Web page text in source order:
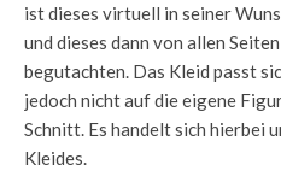
ist dieses virtuell in seiner
und dieses dann von allen
begutachten. Das Kleid passt
jedoch nicht auf die eigene
Schnitt. Es handelt sich hierbei
Kleides.